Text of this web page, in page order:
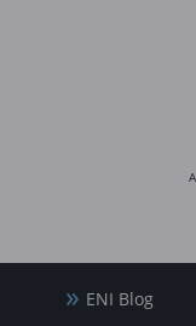
ENI Blog